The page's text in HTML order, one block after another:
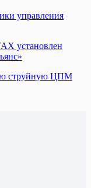
управления
установлен
струйную ЦПМ